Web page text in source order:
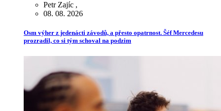
Petr Zajíc ,
08. 08. 2026
Osm výher z jedenácti závodů, a přesto opatrnost. Šéf Mercedesu
prozradil, co si tým schoval na podzim